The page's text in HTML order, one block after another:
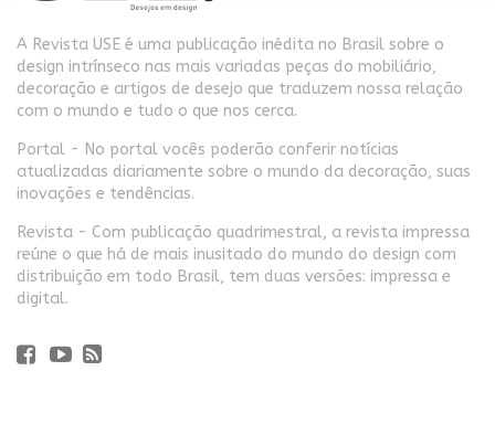
A Revista USE é uma publicação inédita no Brasil sobre o
design intrínseco nas mais variadas peças do mobiliário,
decoração e artigos de desejo que traduzem nossa relação
com o mundo e tudo o que nos cerca.
Portal - No portal vocês poderão conferir notícias
atualizadas diariamente sobre o mundo da decoração, suas
inovações e tendências.
Revista - Com publicação quadrimestral, a revista impressa
reúne o que há de mais inusitado do mundo do design com
distribuição em todo Brasil, tem duas versões: impressa e
digital.